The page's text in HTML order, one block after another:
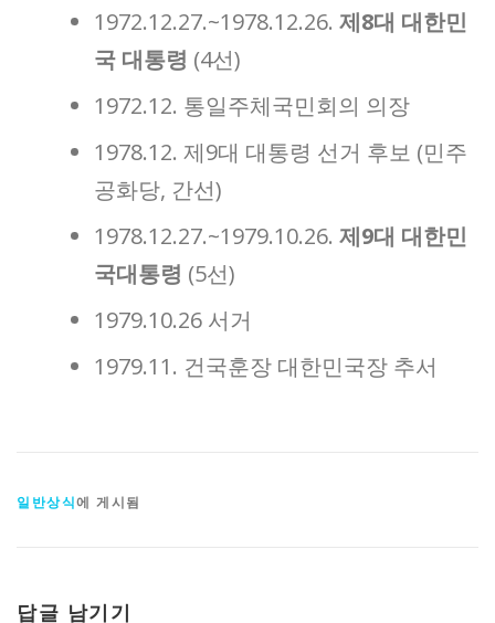
1972.12.27.~1978.12.26. 제8대 대한민
국 대통령 (4선)
1972.12. 통일주체국민회의 의장
1978.12. 제9대 대통령 선거 후보 (민주
공화당, 간선)
1978.12.27.~1979.10.26. 제9대 대한민
국대통령 (5선)
1979.10.26 서거
1979.11. 건국훈장 대한민국장 추서
일반상식에 게시됨
답글 남기기